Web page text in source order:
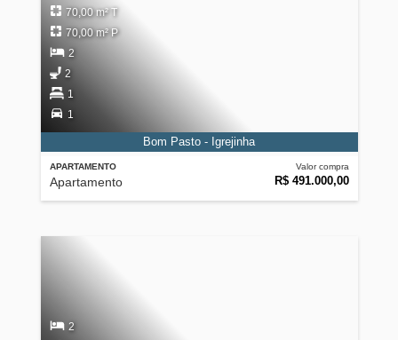
APARTAMENTO
Apartamento
Valor compra
R$ 491.000,00
70,00 m² T
70,00 m² P
2
2
1
1
Bom Pasto - Igrejinha
2